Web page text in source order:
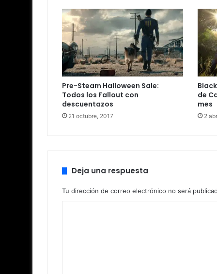
Pre-Steam Halloween Sale:
Todos los Fallout con
descuentazos
21 octubre, 2017
de
mes
2
Deja una respuesta
Tu dirección de correo electrónico no será